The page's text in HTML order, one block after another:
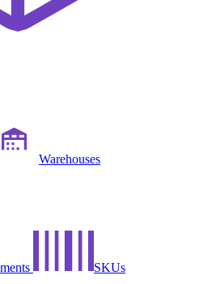
Warehouses
SKUs